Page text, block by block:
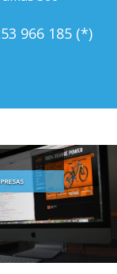
966 185 (*)